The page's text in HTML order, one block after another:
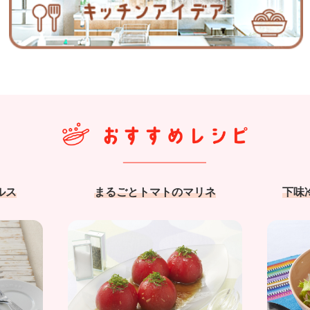
ス まるごとトマトのマリネ 下味